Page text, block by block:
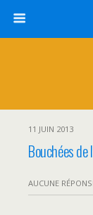
11 JUIN 2013
Bouchées de
AUCUNE